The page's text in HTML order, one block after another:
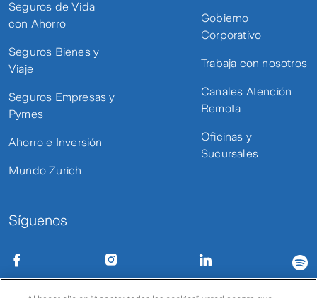
Seguros de Vida
con Ahorro
Seguros Bienes y
Viaje
Seguros Empresas y
Pymes
Ahorro e Inversión
Mundo Zurich
Gobierno
Corporativo
Trabaja con nosotros
Canales Atención
Remota
Oficinas y
Sucursales
Síguenos